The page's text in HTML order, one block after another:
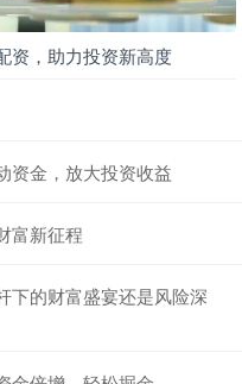
资，助力投资新高度
资金，放大投资收益
富新征程
下的财富盛宴还是风险深